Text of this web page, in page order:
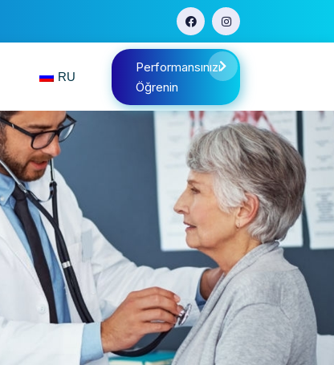
RU
Performansınızı
Öğrenin